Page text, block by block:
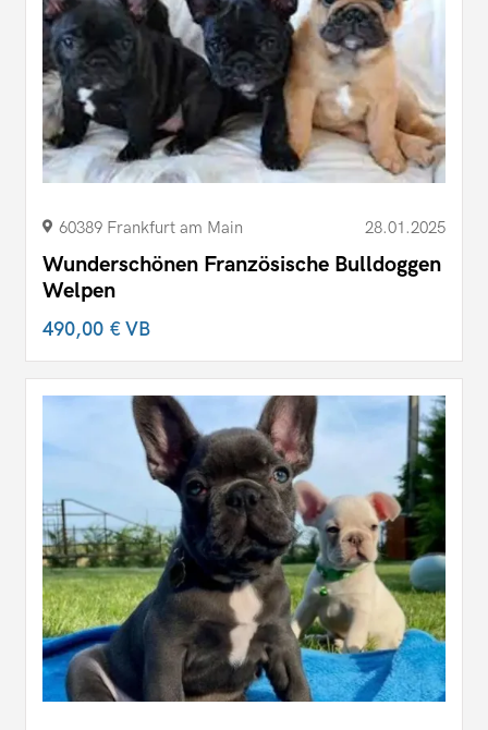
60389 Frankfurt am Main 28.01.2025
Wunderschönen Französische Bulldoggen
Welpen
490,00 €VB